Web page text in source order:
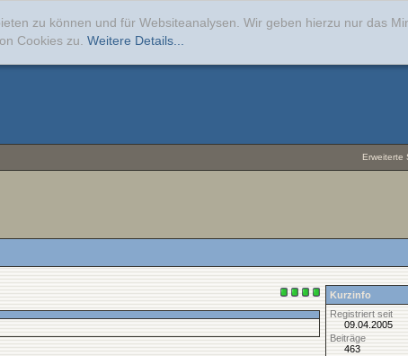
zu können und für Websiteanalysen. Wir geben hierzu nur das
Cookies zu. Weitere Details...
Erweiterte
Kurzinfo
Registriert seit
09.04.2005
Beiträge
463